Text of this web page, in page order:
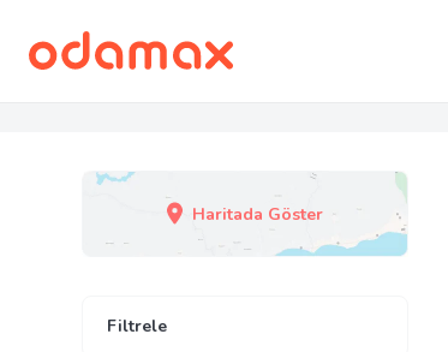
Haritada Göster
Filtrele